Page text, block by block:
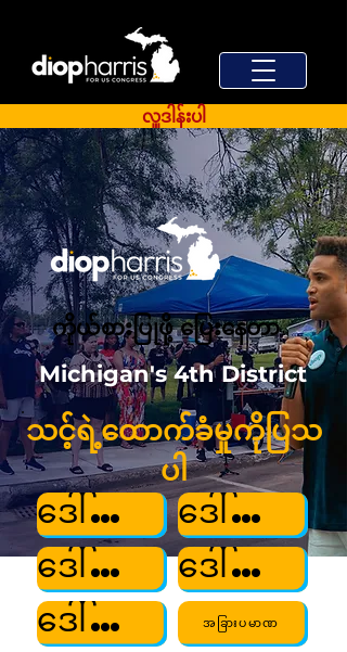
လှူဒါန်းပါ
ကိုယ်စားပြုဖို့ ပြေးနေတာ
Michigan's 4th District
သင့်ရဲ့ထောက်ခံမှုကိုပြသ
ပါ
ဒေါ်လာ ၁၀
ဒေါ်လာ ၂၅
ဒေါ်လာ ၅၀
ဒေါ်လာ ၁၀၀
ဒေါ်လာ ၂၅၀
အခြားပမာဏ